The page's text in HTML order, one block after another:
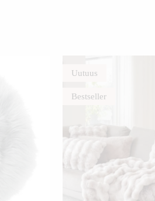
Uutuus
Bestseller